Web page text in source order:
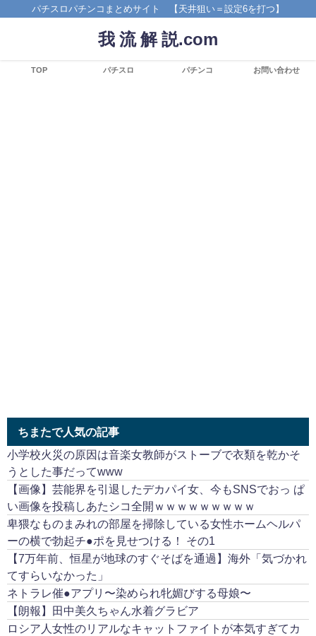
パチスロパチンコまとめサイト 【天井狙い＝設定6を打つ】
我 流 解 説.com
TOP パチスロ パチンコ お問い合わせ
ちまたで人気の記事
小学校火災の原因は音楽女教師がストーブで衣類を乾かそ
うとした事だってwww
【画像】芸能界を引退したデカパイ女、今もSNSでおっ ぱ
い画像を投稿しあたシコ全開ｗｗｗｗｗｗｗｗｗ
卑猥なものまみれの部屋を掃除している女性ホームヘルパ
ーの横で勃起チ●ポを見せつける！ その1
【7万年前、恒星が地球のすぐそばを通過】海外「気づかれ
てすらいなかった」
ネトラレ催●アプリ〜染められ牝媚びする母娘〜
【朗報】田中美久ちゃん水着グラビア
ロシア人女性のリアルなキャットファイトが本気すぎてカ